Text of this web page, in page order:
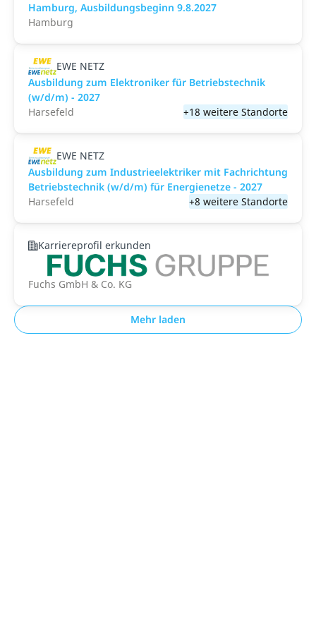
Hamburg, Ausbildungsbeginn 9.8.2027
Hamburg
EWE NETZ
Ausbildung zum Elektroniker für Betriebstechnik
(w/d/m) - 2027
Harsefeld
+18 weitere Standorte
EWE NETZ
Ausbildung zum Industrieelektriker mit Fachrichtung
Betriebstechnik (w/d/m) für Energienetze - 2027
Harsefeld
+8 weitere Standorte
Karriereprofil erkunden
Fuchs GmbH & Co. KG
Mehr laden